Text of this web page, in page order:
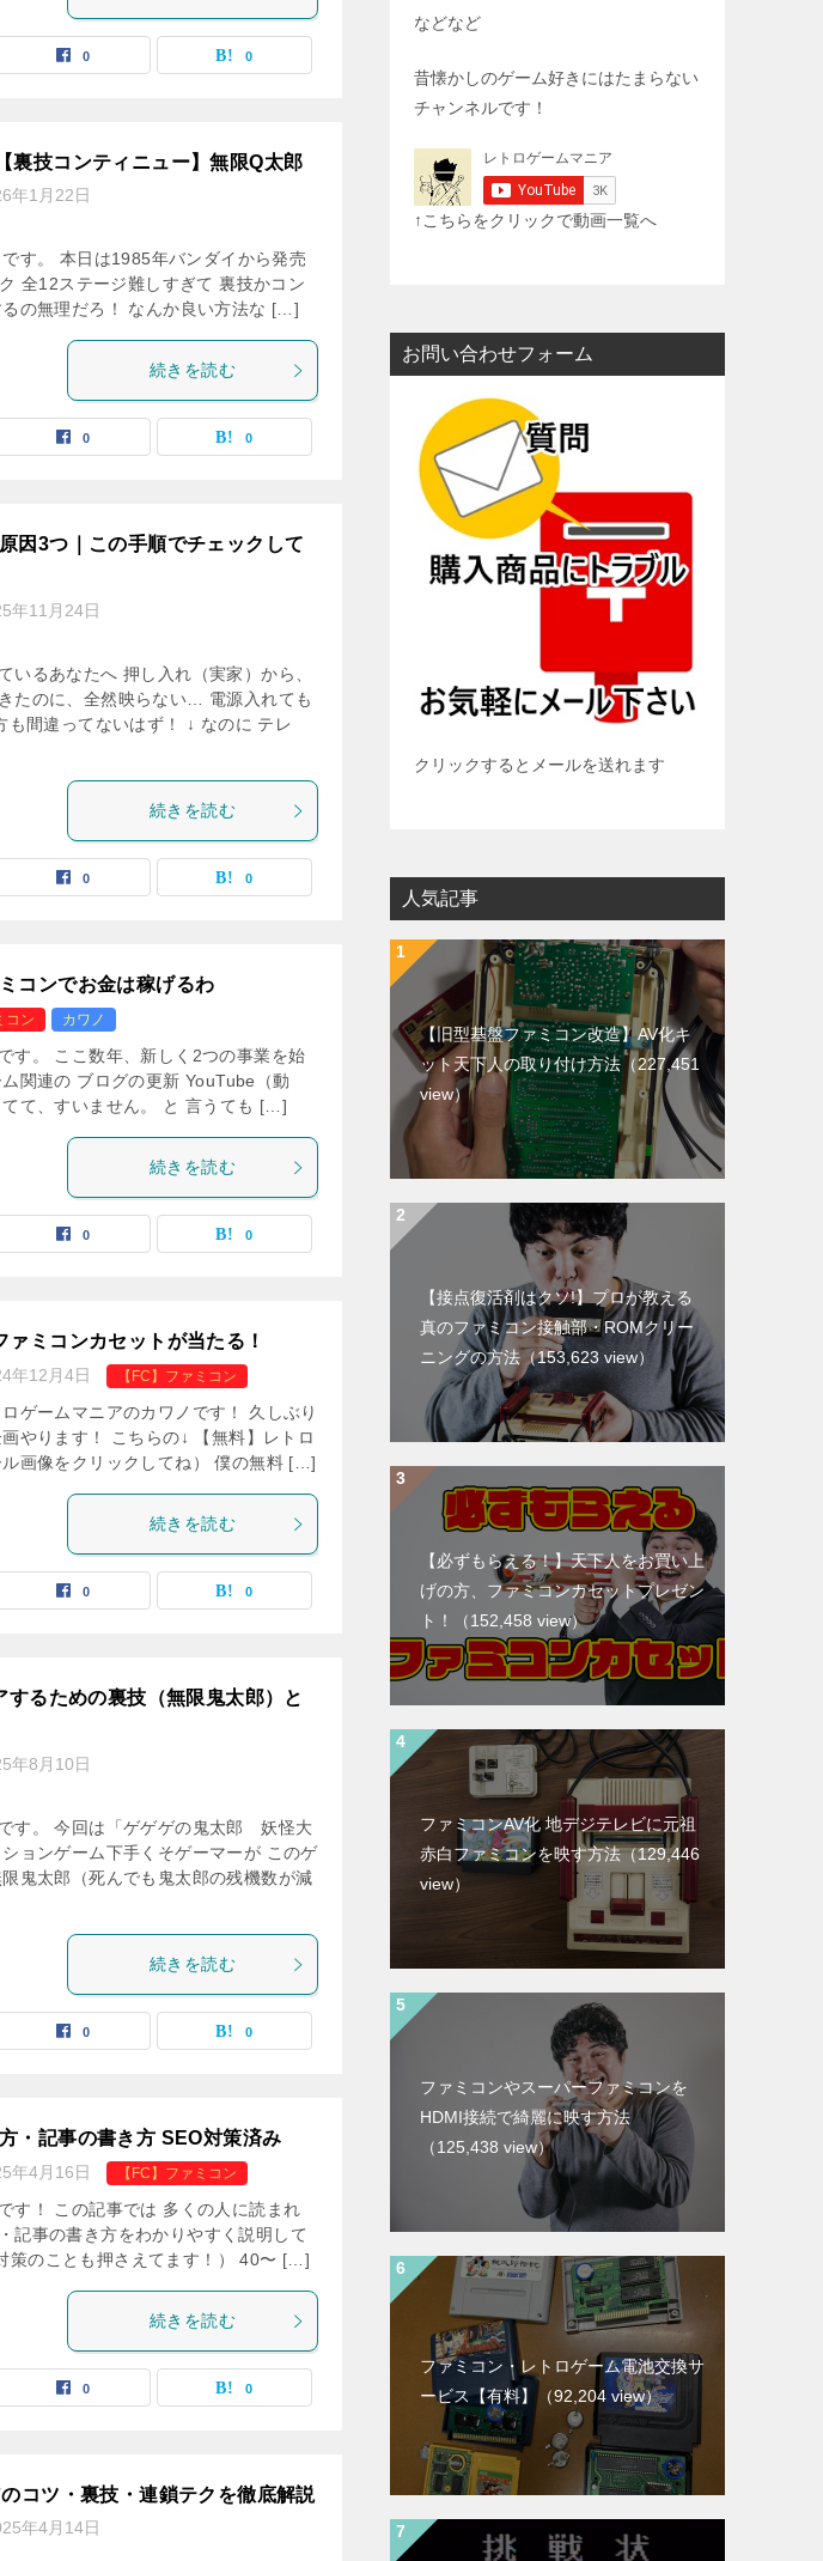
0 0
裏技コンティニュー】無限Q太郎
年1月22日
す。 本日は1985年バンダイから発売
全12ステージ難しすぎて 裏技かコン
の無理だろ！ なんか良い方法な […]
続きを読む
0 0
因3つ｜この手順でチェックして
年11月24日
るあなたへ 押し入れ（実家）から、
たのに、全然映らない… 電源入れても
間違ってないはず！ ↓ なのに テレ
続きを読む
0 0
コンでお金は稼げるわ
コン カワノ
す。 ここ数年、新しく2つの事業を始
関連の ブログの更新 YouTube（動
て、すいません。 と 言うても […]
続きを読む
0 0
ミコンカセットが当たる！
年12月4日 【FC】ファミコン
ゲームマニアのカワノです！ 久しぶり
やります！ こちらの↓ 【無料】レトロ
画像をクリックしてね） 僕の無料 […]
続きを読む
0 0
るための裏技（無限鬼太郎）と
年8月10日
す。 今回は「ゲゲゲの鬼太郎 妖怪大
ョンゲーム下手くそゲーマーが このゲ
鬼太郎（死んでも鬼太郎の残機数が減
続きを読む
0 0
・記事の書き方 SEO対策済み
年4月16日 【FC】ファミコン
す！ この記事では 多くの人に読まれ
記事の書き方をわかりやすく説明して
策のことも押さえてます！） 40〜 […]
続きを読む
0 0
コツ・裏技・連鎖テクを徹底解説
年4月14日
などなど
昔懐かしのゲーム好きにはたまらない
チャンネルです！
↑こちらをクリックで動画一覧へ
お問い合わせフォーム
クリックするとメールを送れます
人気記事
【旧型基盤ファミコン改造】AV化キ
ット天下人の取り付け方法 （227,451
view）
【接点復活剤はクソ!】プロが教える
真のファミコン接触部・ROMクリー
ニングの方法 （153,623 view）
【必ずもらえる！】天下人をお買い上
げの方、ファミコンカセットプレゼン
ト！
（152,458 view）
ファミコンAV化 地デジテレビに元祖
赤白ファミコンを映す方法（129,446
view）
ファミコンやスーパーファミコンを
HDMI接続で綺麗に映す方法
（125,438 view）
ファミコン・レトロゲーム電池交換サ
ービス【有料】 （92,204 view）